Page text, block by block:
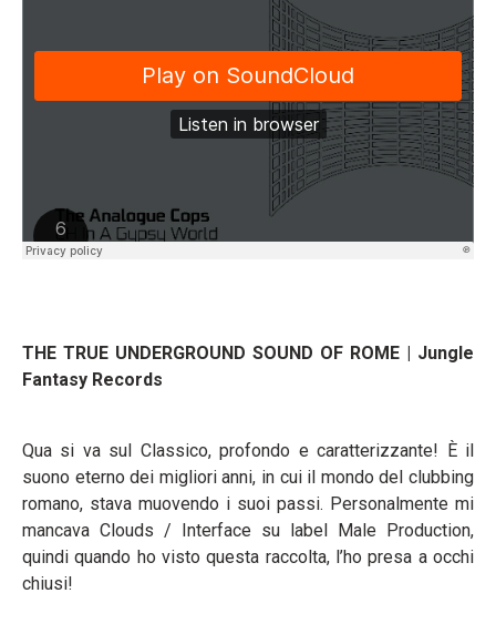
THE TRUE UNDERGROUND SOUND OF ROME | Jungle
Fantasy Records
Qua si va sul Classico, profondo e caratterizzante! È il
suono eterno dei migliori anni, in cui il mondo del clubbing
romano, stava muovendo i suoi passi. Personalmente mi
mancava Clouds / Interface su label Male Production,
quindi quando ho visto questa raccolta, l’ho presa a occhi
chiusi!